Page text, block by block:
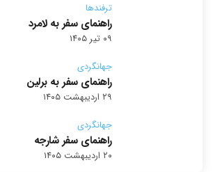
ترفندها
راهنمای سفر به لامرد
۰۹ تیر ۱۴۰۵
جهانگردی
راهنمای سفر به برلین
۲۹ اردیبهشت ۱۴۰۵
جهانگردی
راهنمای سفر شارجه
۲۰ اردیبهشت ۱۴۰۵